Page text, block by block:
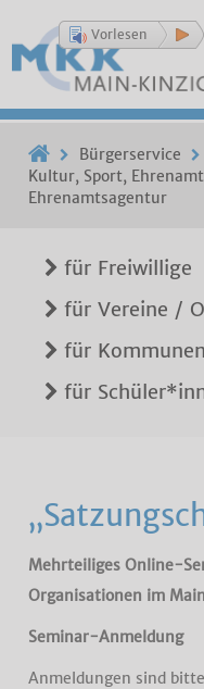
Vorlesen
Bürgerservice
Kultur, Sport,
Ehrenamtsagentur
für Freiwillige
für Vereine /
für Kommunen
für
Mehrteiliges Online-
Organisationen im
Seminar-Anmeldung
Anmeldungen sind